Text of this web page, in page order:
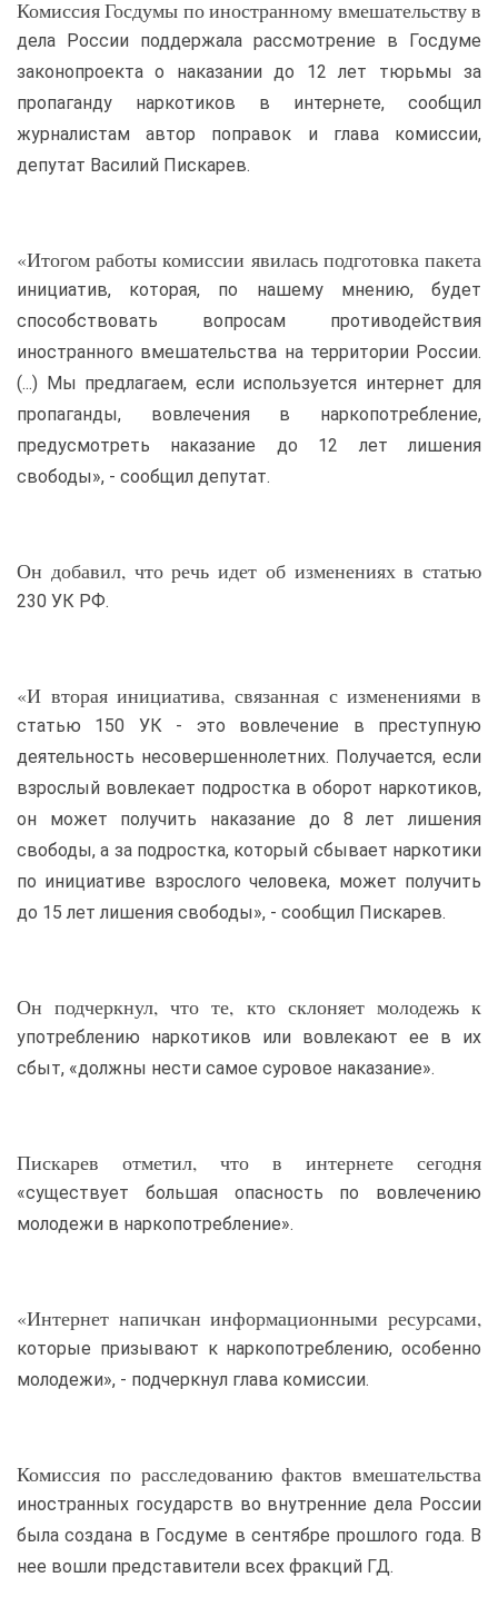
Комиссия Госдумы по иностранному вмешательству в
дела России поддержала рассмотрение в Госдуме
законопроекта о наказании до 12 лет тюрьмы за
пропаганду наркотиков в интернете, сообщил
журналистам автор поправок и глава комиссии,
депутат Василий Пискарев.
«Итогом работы комиссии явилась подготовка пакета
инициатив, которая, по нашему мнению, будет
способствовать вопросам противодействия
иностранного вмешательства на территории России.
(...) Мы предлагаем, если используется интернет для
пропаганды, вовлечения в наркопотребление,
предусмотреть наказание до 12 лет лишения
свободы», - сообщил депутат.
Он добавил, что речь идет об изменениях в статью
230 УК РФ.
«И вторая инициатива, связанная с изменениями в
статью 150 УК - это вовлечение в преступную
деятельность несовершеннолетних. Получается, если
взрослый вовлекает подростка в оборот наркотиков,
он может получить наказание до 8 лет лишения
свободы, а за подростка, который сбывает наркотики
по инициативе взрослого человека, может получить
до 15 лет лишения свободы», - сообщил Пискарев.
Он подчеркнул, что те, кто склоняет молодежь к
употреблению наркотиков или вовлекают ее в их
сбыт, «должны нести самое суровое наказание».
Пискарев отметил, что в интернете сегодня
«существует большая опасность по вовлечению
молодежи в наркопотребление».
«Интернет напичкан информационными ресурсами,
которые призывают к наркопотреблению, особенно
молодежи», - подчеркнул глава комиссии.
Комиссия по расследованию фактов вмешательства
иностранных государств во внутренние дела России
была создана в Госдуме в сентябре прошлого года. В
нее вошли представители всех фракций ГД.